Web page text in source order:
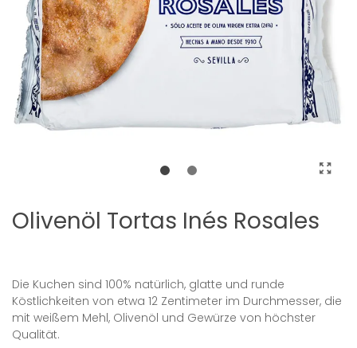
Olivenöl Tortas Inés Rosales
Die Kuchen sind 100% natürlich, glatte und runde
Köstlichkeiten von etwa 12 Zentimeter im Durchmesser, die
mit weißem Mehl, Olivenöl und Gewürze von höchster
Qualität.